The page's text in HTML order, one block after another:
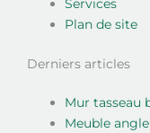
Services
Plan de site
Derniers articles
Mur tasseau
Meuble